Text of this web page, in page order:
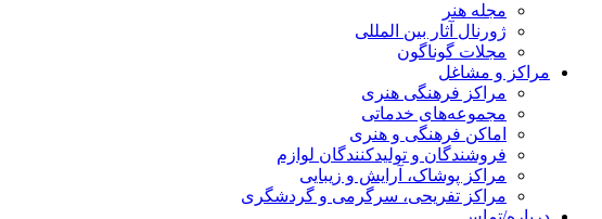
مجله هنر
ژورنال آثار بین المللی
مجلات گوناگون
مراکز و مشاغل
مراکز فرهنگی هنری
مجموعه‌های خدماتی
اماکن فرهنگی و هنری
فروشندگان و تولیدکنندگان لوازم
مراکز پوشاک، آرایش و زیبایی
مراکز تفریحی، سرگرمی و گردشگری